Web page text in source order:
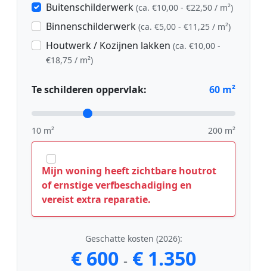
Buitenschilderwerk (ca. €10,00 - €22,50 / m²)
Binnenschilderwerk (ca. €5,00 - €11,25 / m²)
Houtwerk / Kozijnen lakken (ca. €10,00 -
€18,75 / m²)
Te schilderen oppervlak: 60 m²
10 m² 200 m²
Mijn woning heeft zichtbare houtrot
of ernstige verfbeschadiging en
vereist extra reparatie.
Geschatte kosten (2026):
€ 600 - € 1.350